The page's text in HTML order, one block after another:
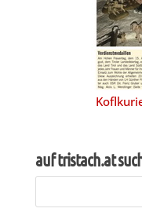
auf tristach.at